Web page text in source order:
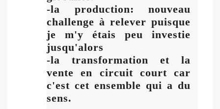
-la production: nouveau
challenge à relever puisque
je m'y étais peu investie
jusqu'alors
-la transformation et la
vente en circuit court car
c'est cet ensemble qui a du
sens.